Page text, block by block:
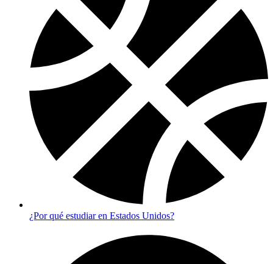
¿Por qué estudiar en Estados Unidos?